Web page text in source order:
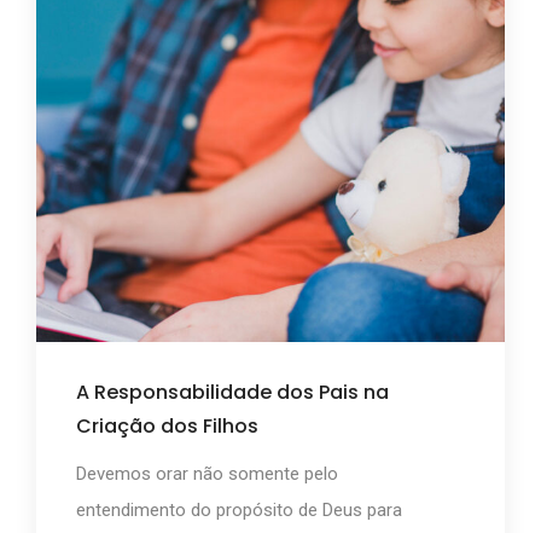
A Responsabilidade dos Pais na
Criação dos Filhos
Devemos orar não somente pelo
entendimento do propósito de Deus para